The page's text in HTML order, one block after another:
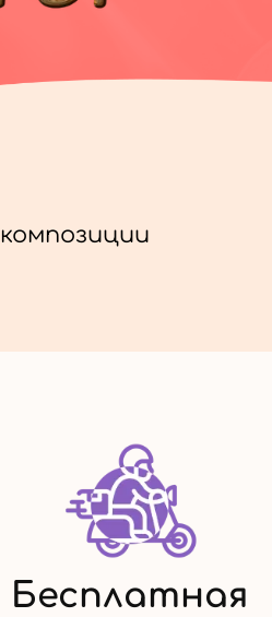
композиции
Бесплатная